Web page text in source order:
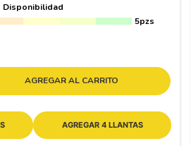
Disponibilidad
5pzs
AGREGAR AL CARRITO
AGREGAR 4 LLANTAS